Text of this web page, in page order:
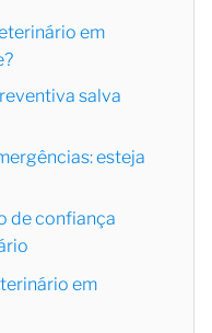
em
salva
esteja
de confiança
em